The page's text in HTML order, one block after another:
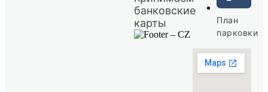
банковские
карты
План
парковки